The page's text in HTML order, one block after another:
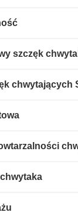
szczęk
chwytających